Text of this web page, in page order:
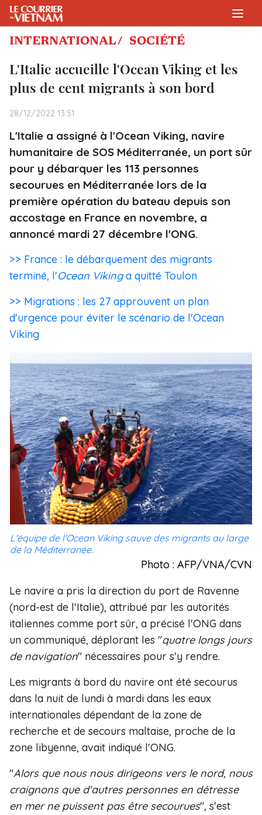
INTERNATIONAL / SOCIÉTÉ
L'Italie accueille l'Ocean Viking et les
plus de cent migrants à son bord
28/12/2022 13:51
L'Italie a assigné à l'Ocean Viking, navire
humanitaire de SOS Méditerranée, un port sûr
pour y débarquer les 113 personnes
secourues en Méditerranée lors de la
première opération du bateau depuis son
accostage en France en novembre, a
annoncé mardi 27 décembre l'ONG.
>> France : le débarquement des migrants
terminé, l'Ocean Vikinga quitté Toulon
>> Migrations : les 27 approuvent un plan
d'urgence pour éviter le scénario de l'Ocean
Viking
L'équipe de l'Ocean Viking sauve des migrants au large
de la Méditerranée.
Photo : AFP/VNA/CVN
Le navire a pris la direction du port de Ravenne
(nord-est de l'Italie), attribué par les autorités
italiennes comme port sûr, a précisé l'ONG dans
un communiqué, déplorant les "quatre longs jours
de navigation" nécessaires pour s'y rendre.
Les migrants à bord du navire ont été secourus
dans la nuit de lundi à mardi dans les eaux
internationales dépendant de la zone de
recherche et de secours maltaise, proche de la
zone libyenne, avait indiqué l'ONG.
"Alors que nous nous dirigeons vers le nord, nous
craignons que d'autres personnes en détresse
en mer ne puissent pas être secourues", s'est